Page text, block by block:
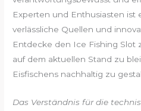
Experten und Enthusiasten ist
verlässliche Quellen und
Entdecke den Ice Fishing Slot
auf dem aktuellen Stand zu
Eisfischens nachhaltig zu
Das Verständnis für die